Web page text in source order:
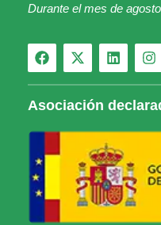
Durante el mes de
Asociación